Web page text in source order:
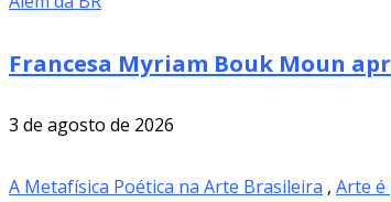
Francesa Myriam Bouk Moun
3 de agosto de 2026
A Metafísica Poética na Arte Brasileira , Arte é